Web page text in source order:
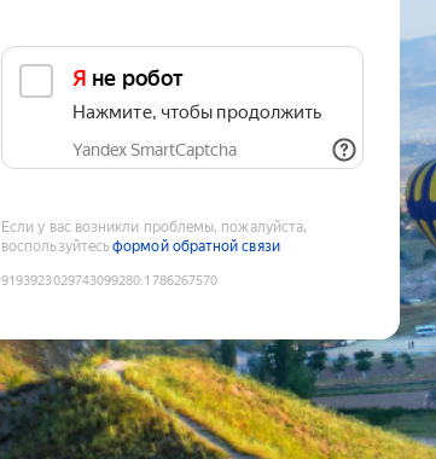
Я не робот
Нажмите, чтобы продолжить
Yandex SmartCaptcha
Если у вас возникли проблемы, пожалуйста,
воспользуйтесьформой обратной связи
9193923029743099280:1786267570